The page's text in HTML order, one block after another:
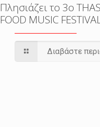
Πλησιάζει το 3o
FOOD MUSIC
Διαβάστε